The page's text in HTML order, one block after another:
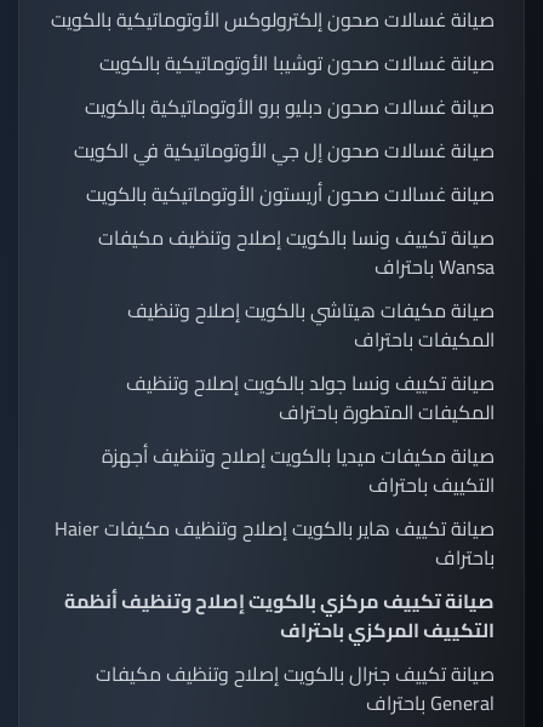
صيانة غسالات صحون إلكترولوكس الأوتوماتيكية بالكويت
صيانة غسالات صحون توشيبا الأوتوماتيكية بالكويت
صيانة غسالات صحون دبليو برو الأوتوماتيكية بالكويت
صيانة غسالات صحون إل جي الأوتوماتيكية في الكويت
صيانة غسالات صحون أريستون الأوتوماتيكية بالكويت
صيانة تكييف ونسا بالكويت إصلاح وتنظيف مكيفات
Wansa باحتراف
صيانة مكيفات هيتاشي بالكويت إصلاح وتنظيف
المكيفات باحتراف
صيانة تكييف ونسا جولد بالكويت إصلاح وتنظيف
المكيفات المتطورة باحتراف
صيانة مكيفات ميديا بالكويت إصلاح وتنظيف أجهزة
التكييف باحتراف
صيانة تكييف هاير بالكويت إصلاح وتنظيف مكيفات Haier
باحتراف
صيانة تكييف مركزي بالكويت إصلاح وتنظيف أنظمة
التكييف المركزي باحتراف
صيانة تكييف جنرال بالكويت إصلاح وتنظيف مكيفات
General باحتراف